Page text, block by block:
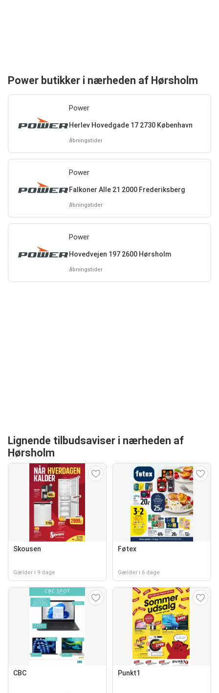
Power butikker i nærheden af Hørsholm
Power
Herlev Hovedgade 17 2730 København
åbningstider
Power
Falkoner Alle 21 2000 Frederiksberg
åbningstider
Power
Hovedvejen 197 2600 Hørsholm
åbningstider
Lignende tilbudsaviser i nærheden af
Hørsholm
Skousen
Gælder i 9 dage
Føtex
Gælder i 6 dage
CBC Punkt1